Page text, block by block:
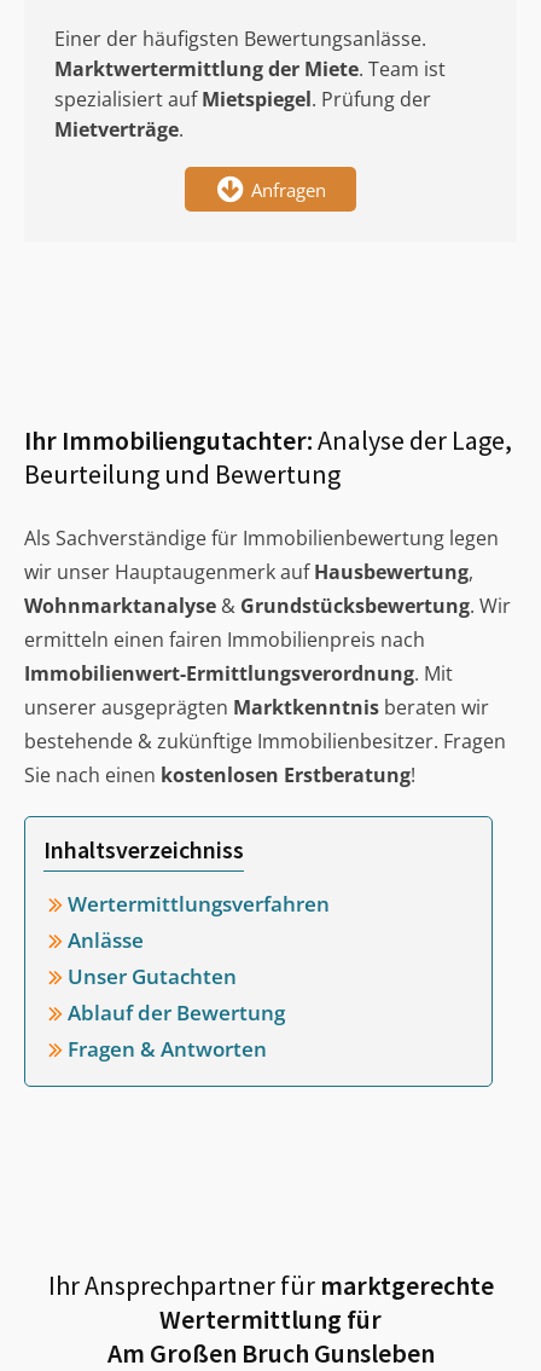
Einer der häufigsten Bewertungsanlässe.
Marktwertermittlungder Miete. Team ist
spezialisiert aufMietspiegel. Prüfung der
Mietverträge.
Anfragen
Ihr Immobiliengutachter:Analyse der Lage,
Beurteilung und Bewertung
Als Sachverständige für Immobilienbewertung legen
wir unser Hauptaugenmerk aufHausbewertung,
Wohnmarktanalyse & Grundstücksbewertung. Wir
ermitteln einen fairen Immobilienpreis nach
Immobilienwert-Ermittlungsverordnung. Mit
unserer ausgeprägten Marktkenntnis beraten wir
bestehende & zukünftige Immobilienbesitzer. Fragen
Sie nach einen kostenlosen Erstberatung!
Inhaltsverzeichniss
Wertermittlungsverfahren
Anlässe
Unser Gutachten
Ablauf der Bewertung
Fragen & Antworten
Ihr Ansprechpartner fürmarktgerechte
Wertermittlung für
Am Großen Bruch Gunsleben